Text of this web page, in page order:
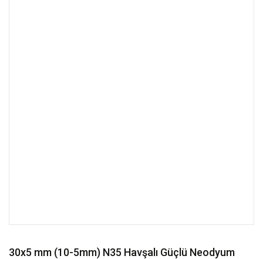
30x5 mm (10-5mm) N35 Havşalı Güçlü Neodyum